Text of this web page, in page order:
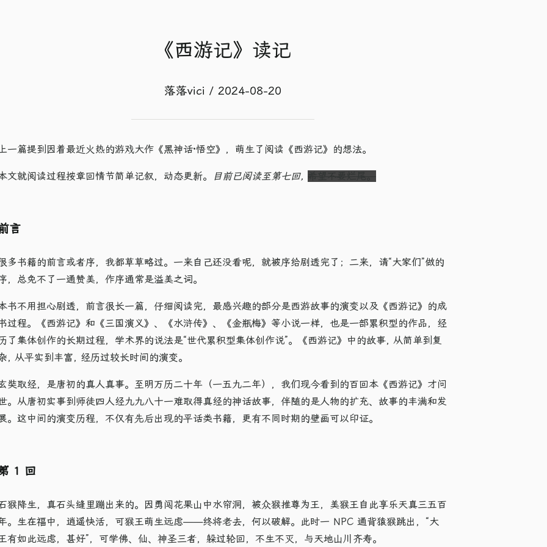
《西游记》读记
落落vici / 2024-08-20
一篇提到因着最近火热的游戏大作《黑神话·悟空》，萌生了阅读《西游记》的想法。
文就阅读过程按章回情节简单记叙，动态更新。 目前已阅读至第七回,
言
多书籍的前言或者序，我都草草略过。一来自己还没看呢，就被序给剧透完了；二来，请“大家们”做的
，总免不了一通赞美，作序通常是溢美之词。
书不用担心剧透，前言很长一篇，仔细阅读完，最感兴趣的部分是西游故事的演变以及《西游记》的成
过程。《西游记》和《三国演义》、《水浒传》、《金瓶梅》等小说一样，也是一部累积型的作品，经
了集体创作的长期过程，学术界的说法是“世代累积型集体创作说”。《西游记》中的故事, 从简单到复
, 从平实到丰富, 经历过较长时间的演变。
奘取经，是唐初的真人真事。至明万历二十年（一五九二年），我们现今看到的百回本《西游记》才问
。从唐初实事到师徒四人经九九八十一难取得真经的神话故事，伴随的是人物的扩充、故事的丰满和发
。这中间的演变历程，不仅有先后出现的平话类书籍，更有不同时期的壁画可以印证。
1 回
猴降生，真石头缝里蹦出来的。因勇闯花果山中水帘洞，被众猴推尊为王，美猴王自此享乐天真三五百
。生在福中，逍遥快活，可猴王萌生远虑——终将老去，何以破解。此时一 NPC 通背猿猴跳出，“大
有如此远虑，甚好”，可学佛、仙、神圣三者，躲过轮回，不生不灭，与天地山川齐寿。​